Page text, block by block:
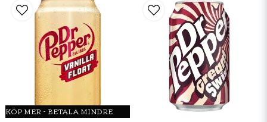
KÖP MER - BETALA MINDRE